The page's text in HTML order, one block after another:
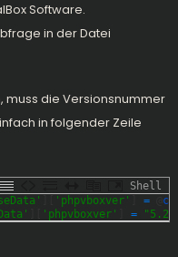
Software.
in der Datei
muss die Versionsnummer
in folgender Zeile
Shell
'phpvboxver' =
'phpvboxver' = "5.2-